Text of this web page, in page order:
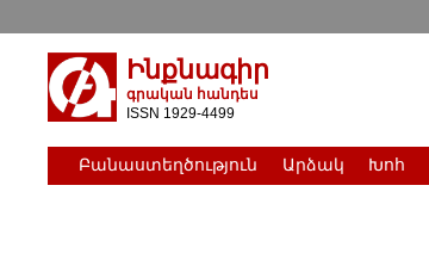
Ինքնագիր
գրական հանդես
ISSN 1929-4499
Բանաստեղծություն Արձակ Խոհ